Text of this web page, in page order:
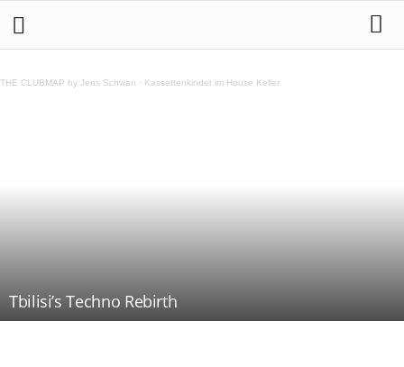
THE CLUBMAP by Jens Schwan · Kassettenkinder im House Keller
Tbilisi’s Techno Rebirth